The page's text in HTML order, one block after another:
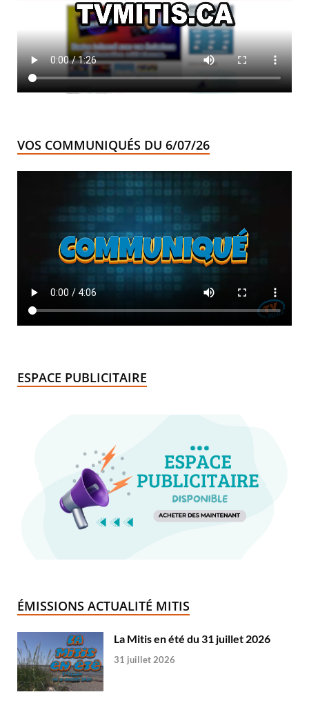
VOS COMMUNIQUÉS DU 6/07/26
ESPACE PUBLICITAIRE
ÉMISSIONS ACTUALITÉ MITIS
La Mitis en été du 31 juillet 2026
31 juillet 2026